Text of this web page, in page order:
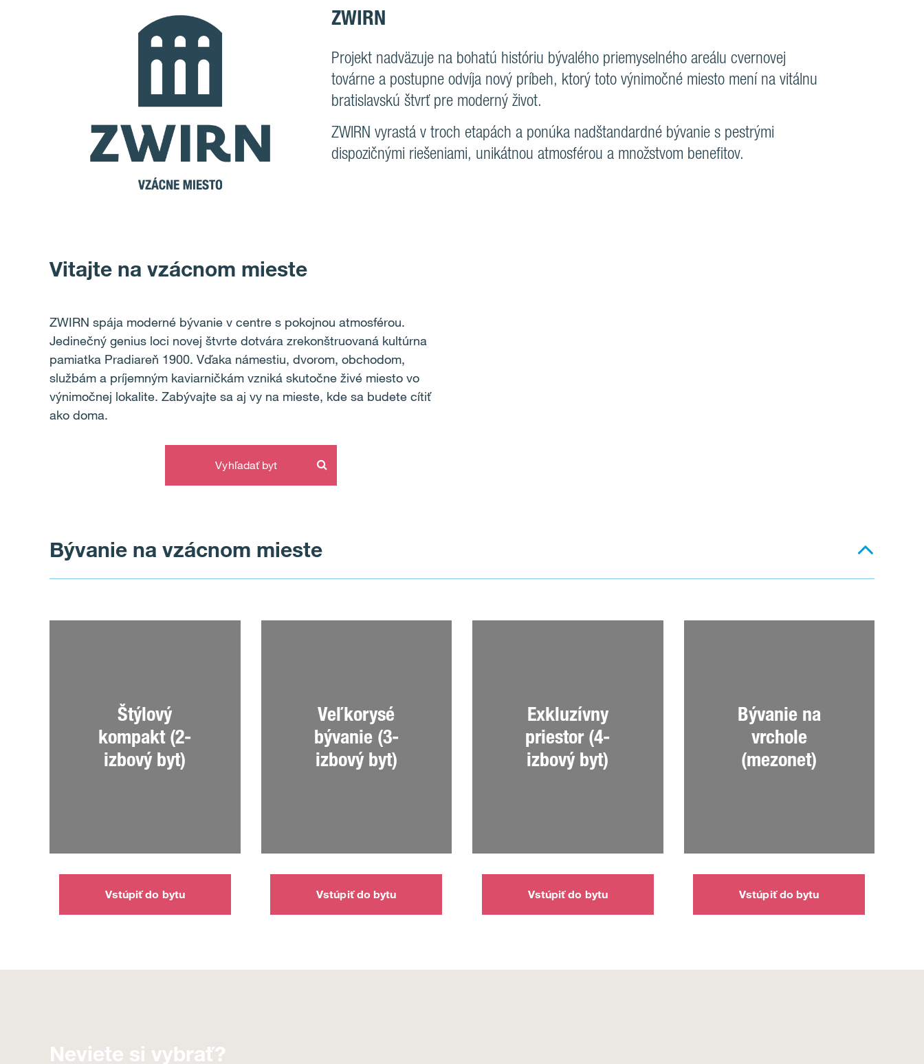
ZWIRN
Projekt nadväzuje na bohatú históriu bývalého priemyselného areálu cvernovej
továrne a postupne odvíja nový príbeh, ktorý toto výnimočné miesto mení na vitálnu
bratislavskú štvrť pre moderný život.
ZWIRN vyrastá v troch etapách a ponúka nadštandardné bývanie s pestrými
dispozičnými riešeniami, unikátnou atmosférou a množstvom benefitov.
Vitajte na vzácnom mieste
ZWIRN spája moderné bývanie v centre s pokojnou atmosférou.
Jedinečný genius loci novej štvrte dotvára zrekonštruovaná kultúrna
pamiatka Pradiareň 1900. Vďaka námestiu, dvorom, obchodom,
službám a príjemným kaviarničkám vzniká skutočne živé miesto vo
výnimočnej lokalite. Zabývajte sa aj vy na mieste, kde sa budete cítiť
ako doma.
Vyhľadať byt
Bývanie na vzácnom mieste
Štýlový
kompakt (2-
izbový byt)
Vstúpiť do bytu
Veľkorysé
bývanie (3-
izbový byt)
Vstúpiť do bytu
Exkluzívny
priestor (4-
izbový byt)
Vstúpiť do bytu
Bývanie na
vrchole
(mezonet)
Vstúpiť do bytu
Neviete si vybrať?